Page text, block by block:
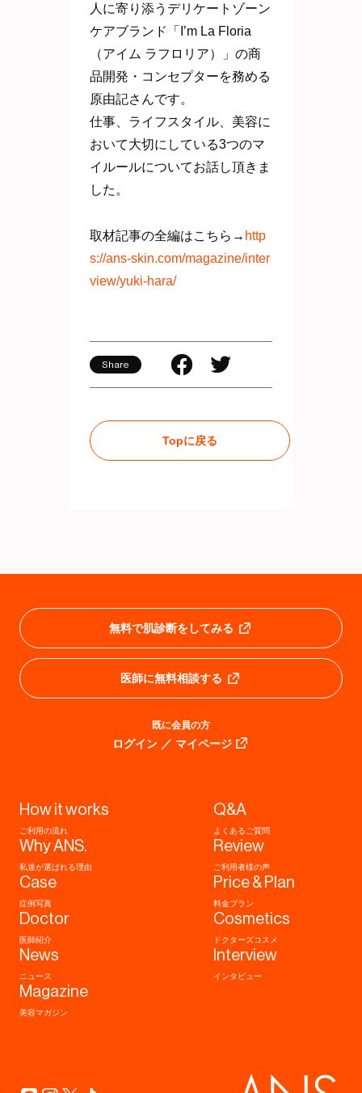
人に寄り添うデリケートゾーン
ケアブランド「I’m La Floria
（アイム ラフロリア）」の商
品開発・コンセプターを務める
原由記さんです。
仕事、ライフスタイル、美容に
おいて大切にしている3つのマ
イルールについてお話し頂きま
した。
取材記事の全編はこちら→ http
s://ans-skin.com/magazine/inter
view/yuki-hara/
Share
Topに戻る
無料で肌診断をしてみる
医師に無料相談する
既に会員の方
ログイン ／ マイページ
How it works
ご利用の流れ
Q&A
よくあるご質問
Why ANS.
私達が選ばれる理由
Review
ご利用者様の声
Case
症例写真
Price & Plan
料金プラン
Doctor
医師紹介
Cosmetics
ドクターズコスメ
News
ニュース
Interview
インタビュー
Magazine
美容マガジン